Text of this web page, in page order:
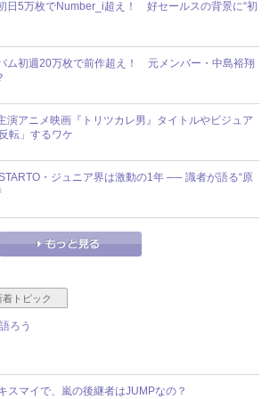
日5万枚でNumber_i超え！ 好セールスの背景に“初
ム初週20万枚で前作超え！ 元メンバー・中島裕翔
演アニメ映画『トリツカレ男』タイトルやビジュア
転」するワケ
・ジュニア界は激動の1年 ── 識者が語る“原
着トピック
ろう
スマイで、嵐の後継者はJUMPなの？